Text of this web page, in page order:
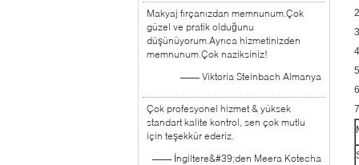
Makyaj fırçanızdan memnunum.Çok
güzel ve pratik olduğunu
düşünüyorum.Ayrıca hizmetinizden
memnunum.Çok naziksiniz!
—— Viktoria Steinbach Almanya
Çok profesyonel hizmet & yüksek
standart kalite kontrol, sen çok mutlu
için teşekkür ederiz.
—— İngiltere&#39;den Meera Kotecha